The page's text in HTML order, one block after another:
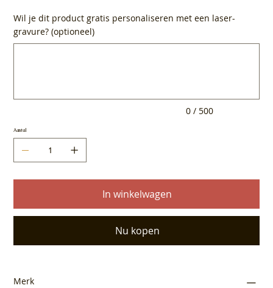
Wil je dit product gratis personaliseren met een laser-
gravure? (optioneel)
0 / 500
Aantal
In winkelwagen
Nu kopen
Merk